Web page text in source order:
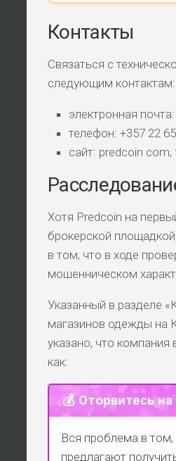
Контакты
Связаться с
следующим контактам:
электронная
телефон: +357 22
сайт: predcoin com,
Хотя Predcoin на
брокерской
в том, что в ходе
мошенническом
Указанный в разделе
магазинов одежды на
указано, что компания
как:
💰 Оторвитесь
Вся проблема в том,
предлагают